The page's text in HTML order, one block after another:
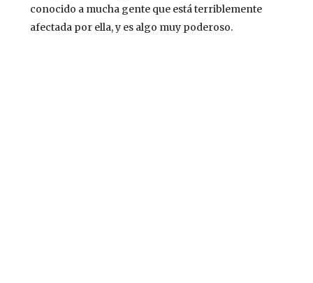
conocido a mucha gente que está terriblemente
afectada por ella, y es algo muy poderoso.